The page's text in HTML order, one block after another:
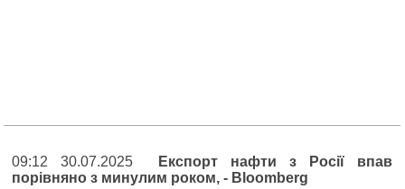
09:12 30.07.2025
Експорт нафти з Росії впав
порівняно з минулим роком, - Bloomberg